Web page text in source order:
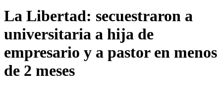
La Libertad: secuestraron a
universitaria a hija de
empresario y a pastor en menos
de 2 meses